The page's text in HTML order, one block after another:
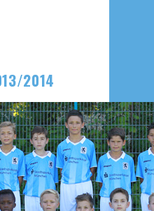
2014